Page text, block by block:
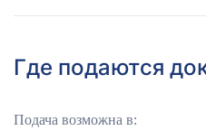
Где подаются
Подача возможна в: